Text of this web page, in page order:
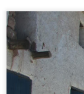
de Sychrov está
neogótica da